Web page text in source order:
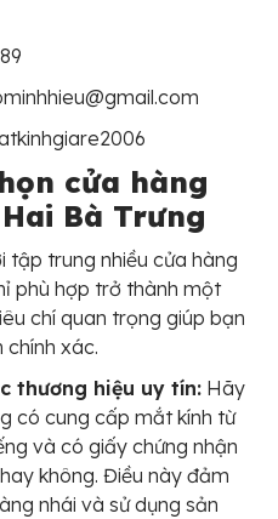
cửa hàng
Bà Trưng
tập trung nhiều cửa hàng
phù hợp trở thành một
chí quan trọng giúp bạn
xác.
thương hiệu uy tín: Hãy
có cung cấp mắt kính từ
và có giấy chứng nhận
không. Điều này đảm
nhái và sử dụng sản